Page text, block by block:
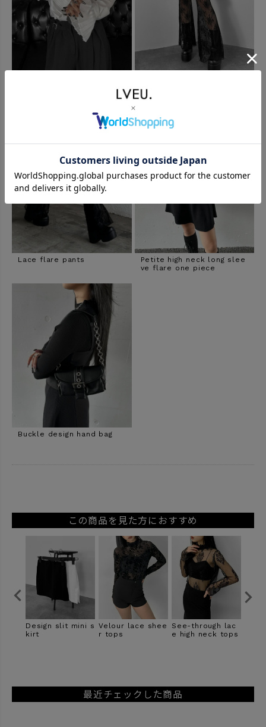
Lace flare pants
Petite high neck long slee
ve flare one piece
Buckle design hand bag
この商品を見た方におすすめ
Design slit mini s
kirt
Velour lace shee
r tops
See-through lac
e high neck tops
最近チェックした商品